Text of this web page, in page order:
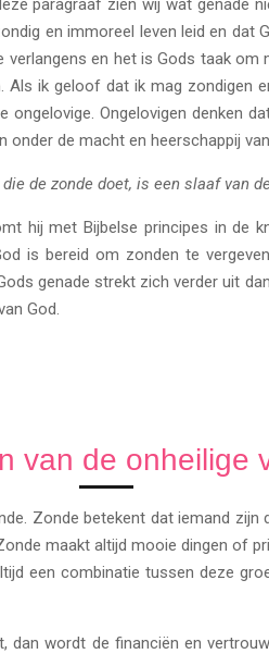
paragraaf zien wij wat genade
en immoreel leven leid en
en het is Gods taak om
ik geloof dat ik mag zondigen
Ongelovigen denken
onder de macht en heerschappij
de zonde doet, is een slaaf van
hij met Bijbelse principes in de
is bereid om zonden te vergeven
genade strekt zich verder uit
God.
van de onheilige
Zonde betekent dat iemand
maakt altijd mooie dingen of
een combinatie tussen deze
dan wordt de financiën en